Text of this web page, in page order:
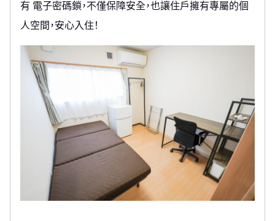
有 電子密碼鎖，不僅保障安全，也讓住戶擁有專屬的個
人空間，安心入住！